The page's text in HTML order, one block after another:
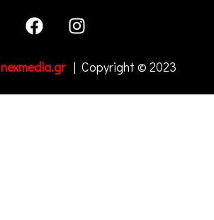
nexmedia.gr| Copyright © 2023